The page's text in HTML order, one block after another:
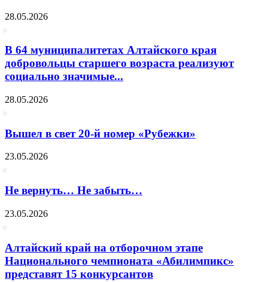
28.05.2026
В 64 муниципалитетах Алтайского края
добровольцы старшего возраста реализуют
социально значимые...
28.05.2026
Вышел в свет 20-й номер «Рубежки»
23.05.2026
Не вернуть… Не забыть…
23.05.2026
Алтайский край на отборочном этапе
Национального чемпионата «Абилимпикс»
представят 15 конкурсантов